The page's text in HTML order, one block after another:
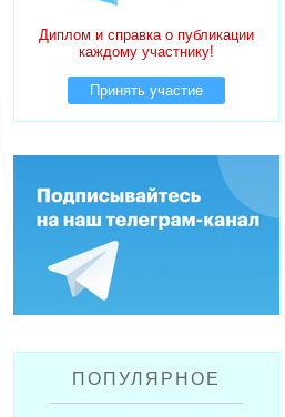
Диплом и справка о публикации
каждому участнику!
Принять участие
ПОПУЛЯРНОЕ